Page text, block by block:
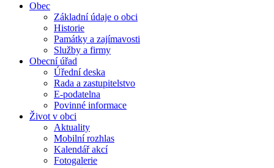
Obec
Základní údaje o obci
Historie
Památky a zajímavosti
Služby a firmy
Obecní úřad
Úřední deska
Rada a zastupitelstvo
E-podatelna
Povinné informace
Život v obci
Aktuality
Mobilní rozhlas
Kalendář akcí
Fotogalerie